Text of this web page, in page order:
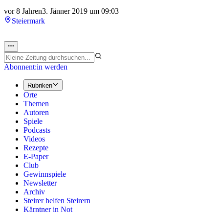
vor 8 Jahren3. Jänner 2019 um 09:03
Steiermark
Abonnent:in werden
Rubriken
Orte
Themen
Autoren
Spiele
Podcasts
Videos
Rezepte
E-Paper
Club
Gewinnspiele
Newsletter
Archiv
Steirer helfen Steirern
Kärntner in Not